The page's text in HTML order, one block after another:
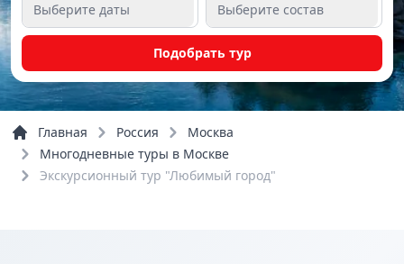
Выберите даты Выберите состав
Подобрать тур
Главная Россия
Москва
Многодневные туры в Москве
Экскурсионный тур "Любимый город"